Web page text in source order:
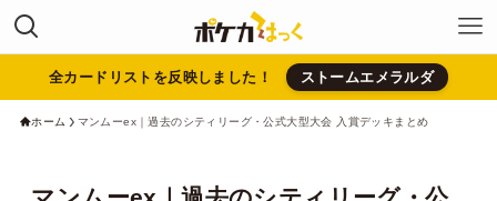
全カードリストを反映しました！ ストームエメラルダ
ホーム マンムーex｜過去のシティリーグ・公式大型大会 入賞デッキまとめ